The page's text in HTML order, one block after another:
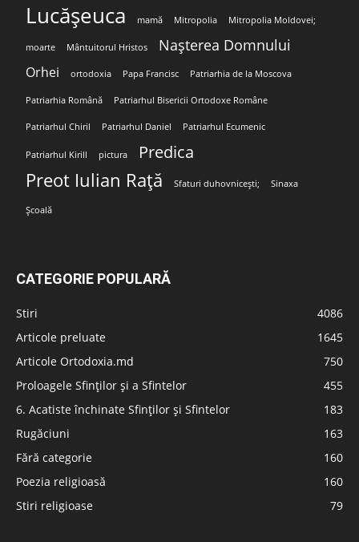
Lucășeuca mamă Mitropolia Mitropolia Moldovei;
moarte Mântuitorul Hristos Nașterea Domnului
Orhei ortodoxia Papa Francisc Patriarhia de la Moscova
Patriarhia Română Patriarhul Bisericii Ortodoxe Române
Patriarhul Chiril Patriarhul Daniel Patriarhul Ecumenic
Patriarhul Kirill pictura Predica
Preot Iulian Rață Sfaturi duhovnicești; Sinaxa
Școală
CATEGORIE POPULARĂ
Stiri
4086
Articole preluate
1645
Articole Ortodoxia.md
750
Proloagele Sfinților și a Sfintelor
455
6. Acatiste închinate Sfinților și Sfintelor
183
Rugăciuni
163
Fără categorie
160
Poezia religioasă
160
Stiri religioase
79